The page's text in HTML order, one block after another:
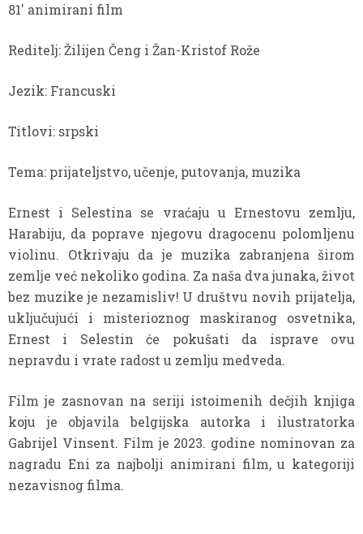
81′ animirani film
Reditelj: Žilijen Čeng i Žan-Kristof Rože
Jezik: Francuski
Titlovi: srpski
Tema: prijateljstvo, učenje, putovanja, muzika
Ernest i Selestina se vraćaju u Ernestovu zemlju,
Harabiju, da poprave njegovu dragocenu polomljenu
violinu. Otkrivaju da je muzika zabranjena širom
zemlje već nekoliko godina. Za naša dva junaka, život
bez muzike je nezamisliv! U društvu novih prijatelja,
uključujući i misterioznog maskiranog osvetnika,
Ernest i Selestin će pokušati da isprave ovu
nepravdu i vrate radost u zemlju medveda.
Film je zasnovan na seriji istoimenih dečjih knjiga
koju je objavila belgijska autorka i ilustratorka
Gabrijel Vinsent. Film je 2023. godine nominovan za
nagradu Eni za najbolji animirani film, u kategoriji
nezavisnog filma.